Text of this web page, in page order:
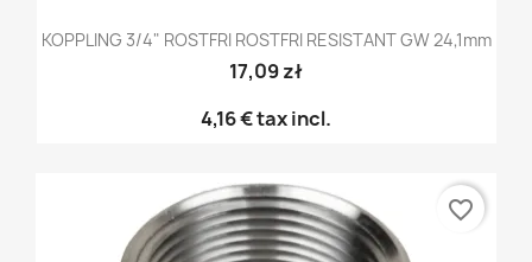
KOPPLING 3/4" ROSTFRI ROSTFRI RESISTANT GW 24,1mm
17,09 zł
4,16 €tax incl.
favorite_border